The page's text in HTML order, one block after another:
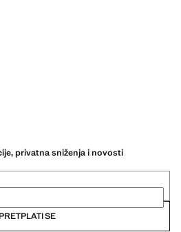
privatna sniženja i novosti
PRETPLATI SE